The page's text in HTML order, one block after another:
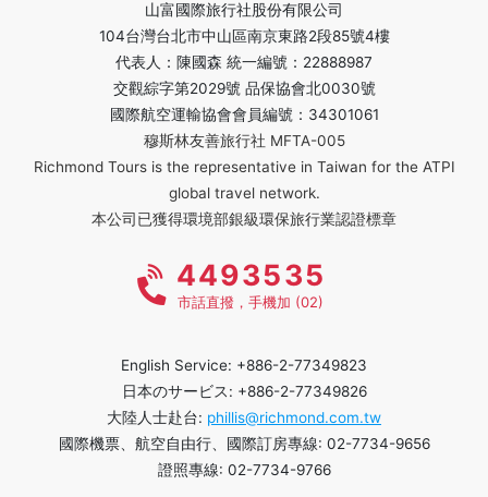
山富國際旅行社股份有限公司
104台灣台北市中山區南京東路2段85號4樓
代表人：陳國森 統一編號：22888987
交觀綜字第2029號 品保協會北0030號
國際航空運輸協會會員編號：34301061
穆斯林友善旅行社 MFTA-005
Richmond Tours is the representative in Taiwan for the ATPI
global travel network.
本公司已獲得環境部銀級環保旅行業認證標章
4493535
市話直撥，手機加 (02)
English Service: +886-2-77349823
日本のサービス: +886-2-77349826
大陸人士赴台: phillis@richmond.com.tw
國際機票、航空自由行、國際訂房專線: 02-7734-9656
證照專線: 02-7734-9766